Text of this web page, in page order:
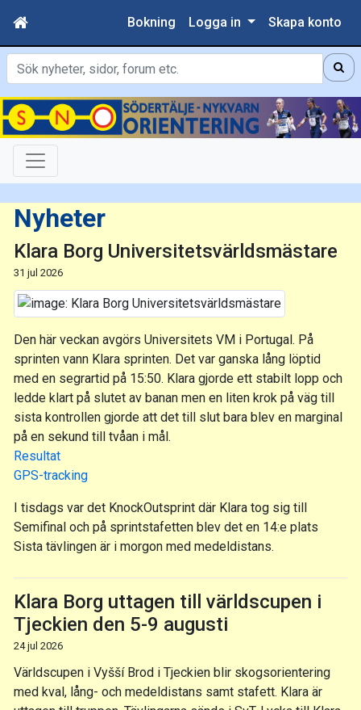
Bokning Logga in Skapa konto
Sök
Nyheter
Klara Borg Universitetsvärldsmästare
31 jul 2026
Den här veckan avgörs Universitets VM i Portugal. På
sprinten vann Klara sprinten. Det var ganska lång löptid
med en segrartid på 15:50. Klara gjorde ett stabilt lopp och
ledde klart på slutet av banan men en liten krok på väg till
sista kontrollen gjorde att det till slut bara blev en marginal
på en sekund till tvåan i mål.
Resultat
GPS-tracking
I tisdags var det KnockOutsprint där Klara tog sig till
Semifinal och på sprintstafetten blev det en 14:e plats
Sista tävlingen är i morgon med medeldistans.
Klara Borg uttagen till världscupen i
Tjeckien den 5-9 augusti
24 jul 2026
Världscupen i Vyšší Brod i Tjeckien blir skogsorientering
med kval, lång- och medeldistans samt stafett. Klara är